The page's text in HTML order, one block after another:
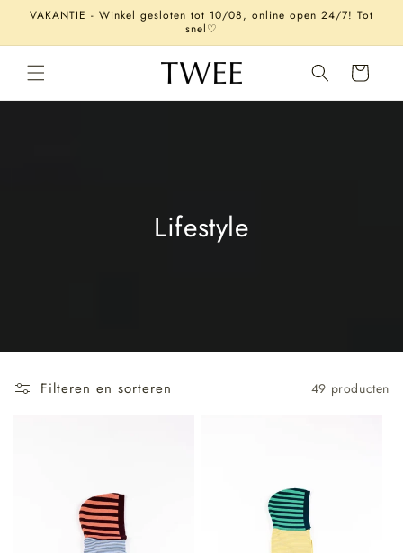
naar de
VAKANTIE - Winkel gesloten tot 10/08, online open 24/7! Tot
snel♡
Winkelwagen
Lifestyle
Filteren en sorteren 49 producten